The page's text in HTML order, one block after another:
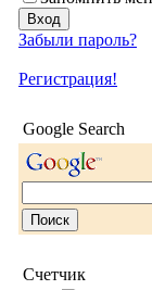
Забыли пароль?
Регистрация!
Google Search
Счетчик